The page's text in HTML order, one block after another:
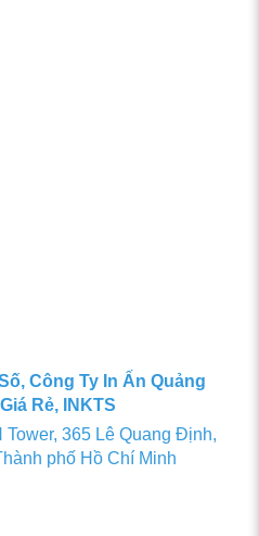
Công Ty In Ấn Quảng
Rẻ, INKTS
Tower, 365 Lê Quang Định,
phố Hồ Chí Minh